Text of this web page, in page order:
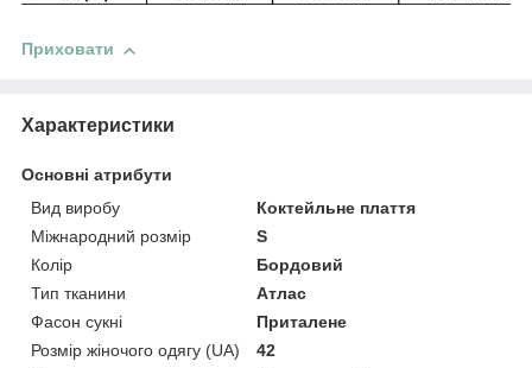
Приховати
Характеристики
Основні атрибути
Вид виробу
Коктейльне плаття
Міжнародний розмір
S
Колір
Бордовий
Тип тканини
Атлас
Фасон сукні
Приталене
Розмір жіночого одягу (UA)
42